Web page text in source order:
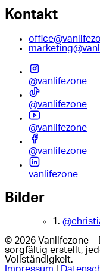
Kontakt
@vanlifezone
@vanlifezone
@vanlifezone
@vanlifezone
vanlifezone
Bilder
1.
© 2026 Vanlifezone –
sorgfältig erstellt,
Vollständigkeit.